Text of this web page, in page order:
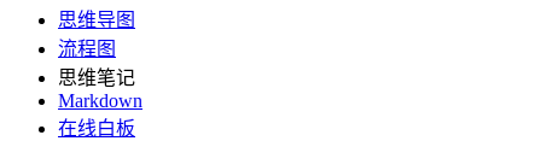
思维导图
流程图
思维笔记
Markdown
在线白板